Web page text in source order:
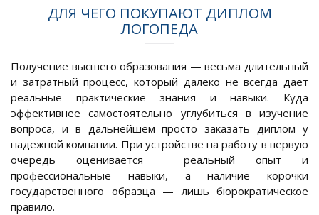
ДЛЯ ЧЕГО ПОКУПАЮТ ДИПЛОМ
ЛОГОПЕДА
Получение высшего образования — весьма длительный
и затратный процесс, который далеко не всегда дает
реальные практические знания и навыки. Куда
эффективнее самостоятельно углубиться в изучение
вопроса, и в дальнейшем просто заказать диплом у
надежной компании. При устройстве на работу в первую
очередь оценивается реальный опыт и
профессиональные навыки, а наличие корочки
государственного образца — лишь бюрократическое
правило.